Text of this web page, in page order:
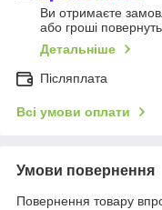
Ви отримаєте
або гроші
Детальніше
Післяплата
Всі умови оплати
Умови повернення
Повернення товару